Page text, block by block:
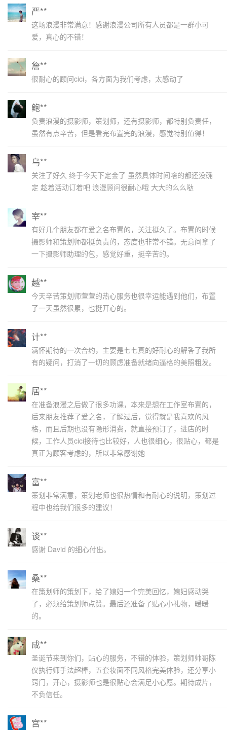
严**
这场浪漫非常满意！感谢浪漫公司所有人员都是一群小可
爱，真心的不错！
詹**
很耐心的顾问cici，各方面为我们考虑，太感动了
鲍**
负责浪漫的摄影师，策划师，还有摄影师，都特别负责任，
虽然有点辛苦，但是看完布置完的浪漫，感觉特别值得！
乌**
关注了好久 终于今天下定金了 虽然具体时间啥的都还没确
定 趁着活动订着吧 浪漫顾问很耐心哦 大大的么么哒
宰**
有好几个朋友都在爱之名布置的，关注挺久了。布置的时候
摄影师和策划师都挺负责的，态度也非常不错。无意间拿了
一下摄影师助理的包，感觉好重，挺辛苦的。
越**
今天辛苦策划师萱萱的热心服务也很幸运能遇到他们，布置
了一天虽然很累，也挺开心的。
计**
满怀期待的一次合约，主要是七七真的好耐心的解答了我所
有的疑问，打消了一切的顾虑准备就绪向逼格的美照粗发。
居**
在准备浪漫之后做了很多功课，本来是想在工作室布置的，
后来朋友推荐了爱之名，了解过后，觉得就是我喜欢的风
格，而且后期也没有隐形消费，就直接预订了，进店的时
候，工作人员cici接待也比较好，人也很细心，很贴心，都是
真正为顾客考虑的，所以非常感谢她
富**
策划非常满意，策划老师也很热情和有耐心的说明，策划过
程中也给我们很多的建议！
谈**
感谢 David 的细心付出。
桑**
在策划师的策划下，给了媳妇一个完美回忆，媳妇感动哭
了，必须给策划师点赞。最后还准备了贴心小礼物，暖暖
的。
成**
圣诞节来到你们，贴心的服务，不错的体验，策划师帅哥陈
仪执行师手法超棒，五套妆面不同风格完美体验，还分享小
窍门，开心，摄影师也是很贴心会满足小心愿。期待成片，
不负信任。
宫**